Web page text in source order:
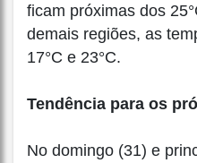
ficam próximas dos
demais regiões, as
17°C e 23°C.
Tendência para os
No domingo (31) e